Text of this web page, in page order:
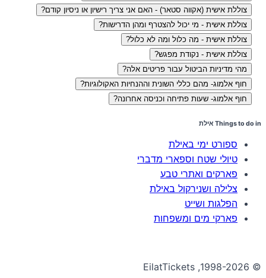
צוללת אישית (אקווה סטאר) - האם אני צריך רישיון או ניסיון קודם?
צוללת אישית - מי יכול להצטרף ומהן הדרישות?
צוללת אישית - מה כלול ומה לא כלול?
צוללת אישית - נקודת מפגש?
מהי מדיניות הביטול עבור פריטים אלה?
חוף אלמוג- מהם כללי השונית וההנחיות האקולוגיות?
חוף אלמוג- שעות פתיחה וכניסה אחרונה?
Things to do in אילת
ספורט ימי באילת
טיולי שטח וספארי מדברי
פארקים ואתרי טבע
צלילה ושנירקול באילת
הפלגות ושייט
פארקי מים ומשפחות
© 1998-2026, EilatTickets